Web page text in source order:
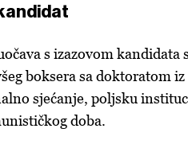
s izazovom kandidata
boksera sa doktoratom
sjećanje, poljsku
doba.